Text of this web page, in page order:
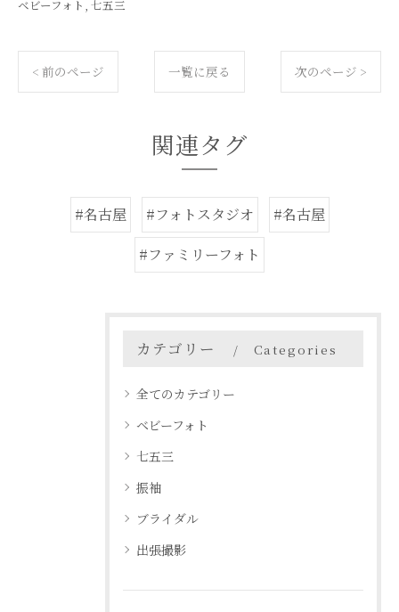
ベビーフォト 七五三
< 前のページ 一覧に戻る 次のページ >
関連タグ
#名古屋 #フォトスタジオ
#名古屋
#ファミリーフォト
カテゴリー Categories
全てのカテゴリー
ベビーフォト
七五三
振袖
ブライダル
出張撮影